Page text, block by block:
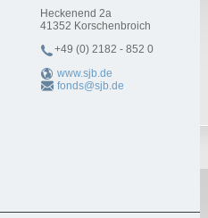
Heckenend 2a
41352 Korschenbroich
+49 (0) 2182 - 852 0
www.sjb.de
fonds@sjb.de